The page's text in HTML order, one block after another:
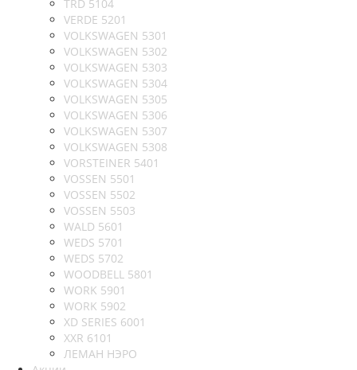
TRD 5104
VERDE 5201
VOLKSWAGEN 5301
VOLKSWAGEN 5302
VOLKSWAGEN 5303
VOLKSWAGEN 5304
VOLKSWAGEN 5305
VOLKSWAGEN 5306
VOLKSWAGEN 5307
VOLKSWAGEN 5308
VORSTEINER 5401
VOSSEN 5501
VOSSEN 5502
VOSSEN 5503
WALD 5601
WEDS 5701
WEDS 5702
WOODBELL 5801
WORK 5901
WORK 5902
XD SERIES 6001
XXR 6101
ЛЕМАН НЭРО